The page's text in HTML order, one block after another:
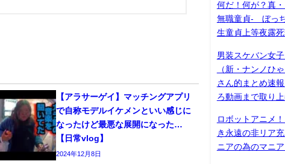
【アラサーゲイ】マッチングアプリ
で自称モデルイケメンといい感じに
なったけど最悪な展開になった…
【日常vlog】
2024年12月8日
何だ！何が？真
無職童貞- ぼっ
生童貞上等夜露死
男装スケバン女
（新・ナンノひ
さん的まとめ速
ろ動画まで取り
ロボットアニメ
き永遠の非リア
ニアの為のマニ